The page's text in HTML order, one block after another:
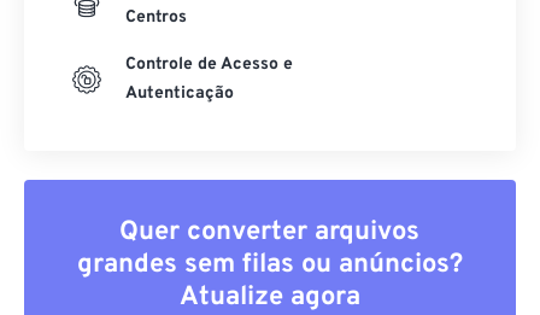
Centros
Controle de Acesso e
Autenticação
Quer converter arquivos
grandes sem filas ou anúncios?
Atualize agora